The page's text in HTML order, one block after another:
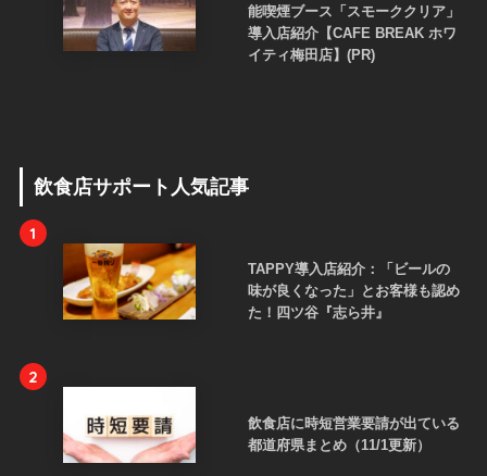
能喫煙ブース「スモーククリア」
導入店紹介【CAFE BREAK ホワ
イティ梅田店】(PR)
飲食店サポート人気記事
1
TAPPY導入店紹介：「ビールの
味が良くなった」とお客様も認め
た！四ツ谷『志ら井』
2
飲食店に時短営業要請が出ている
都道府県まとめ（11/1更新）